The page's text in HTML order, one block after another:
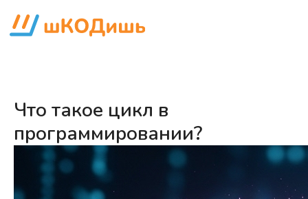
Что такое цикл в
программировании?